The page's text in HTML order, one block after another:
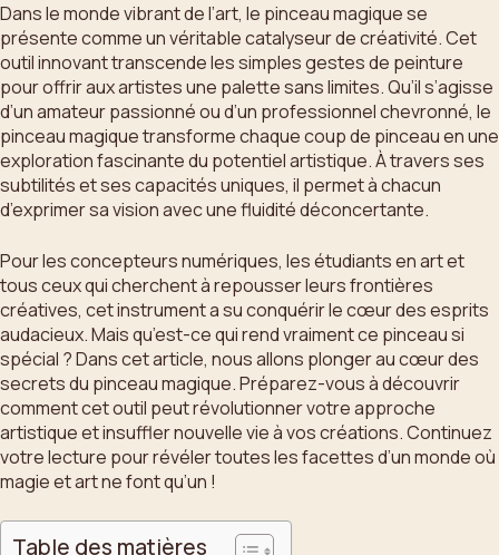
Dans le monde vibrant de l’art, le pinceau magique se
présente comme un véritable catalyseur de créativité. Cet
outil innovant transcende les simples gestes de peinture
pour offrir aux artistes une palette sans limites. Qu’il s’agisse
d’un amateur passionné ou d’un professionnel chevronné, le
pinceau magique transforme chaque coup de pinceau en une
exploration fascinante du potentiel artistique. À travers ses
subtilités et ses capacités uniques, il permet à chacun
d’exprimer sa vision avec une fluidité déconcertante.
Pour les concepteurs numériques, les étudiants en art et
tous ceux qui cherchent à repousser leurs frontières
créatives, cet instrument a su conquérir le cœur des esprits
audacieux. Mais qu’est-ce qui rend vraiment ce pinceau si
spécial ? Dans cet article, nous allons plonger au cœur des
secrets du pinceau magique. Préparez-vous à découvrir
comment cet outil peut révolutionner votre approche
artistique et insuffler nouvelle vie à vos créations. Continuez
votre lecture pour révéler toutes les facettes d’un monde où
magie et art ne font qu’un !
Table des matières